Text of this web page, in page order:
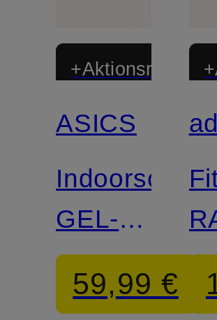
+Aktionsrabatt
ASICS
GEL-
ROCKET
1259,99 €